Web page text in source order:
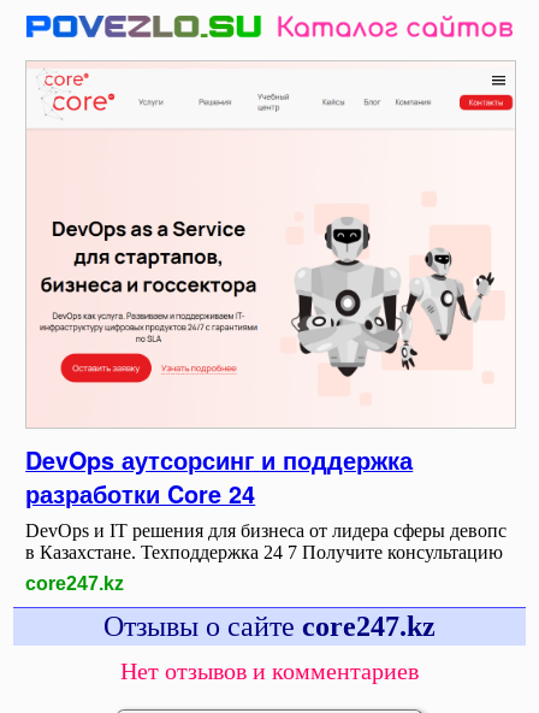
DevOps аутсорсинг и поддержка
разработки Core 24
DevOps и IT решения для бизнеса от лидера сферы девопс
в Казахстане. Техподдержка 24 7 Получите консультацию
core247.kz
Отзывы о сайте core247.kz
Нет отзывов и комментариев